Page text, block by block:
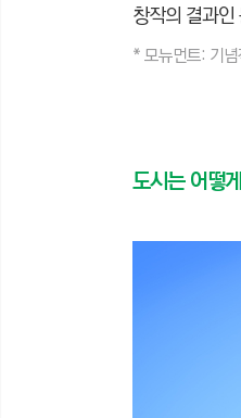
창작의 결과
* 모뉴먼트: 기
도시는 어떻